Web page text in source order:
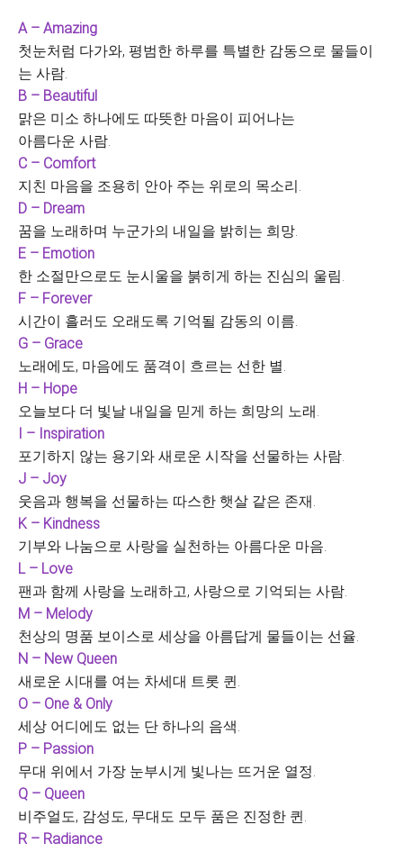
A – Amazing
첫눈처럼 다가와, 평범한 하루를 특별한 감동으로 물들이
는 사람.
B – Beautiful
맑은 미소 하나에도 따뜻한 마음이 피어나는
아름다운 사람.
C – Comfort
지친 마음을 조용히 안아 주는 위로의 목소리.
D – Dream
꿈을 노래하며 누군가의 내일을 밝히는 희망.
E – Emotion
한 소절만으로도 눈시울을 붉히게 하는 진심의 울림.
F – Forever
시간이 흘러도 오래도록 기억될 감동의 이름.
G – Grace
노래에도, 마음에도 품격이 흐르는 선한 별.
H – Hope
오늘보다 더 빛날 내일을 믿게 하는 희망의 노래.
I – Inspiration
포기하지 않는 용기와 새로운 시작을 선물하는 사람.
J – Joy
웃음과 행복을 선물하는 따스한 햇살 같은 존재.
K – Kindness
기부와 나눔으로 사랑을 실천하는 아름다운 마음.
L – Love
팬과 함께 사랑을 노래하고, 사랑으로 기억되는 사람.
M – Melody
천상의 명품 보이스로 세상을 아름답게 물들이는 선율.
N – New Queen
새로운 시대를 여는 차세대 트롯 퀸.
O – One & Only
세상 어디에도 없는 단 하나의 음색.
P – Passion
무대 위에서 가장 눈부시게 빛나는 뜨거운 열정.
Q – Queen
비주얼도, 감성도, 무대도 모두 품은 진정한 퀸.
R – Radiance